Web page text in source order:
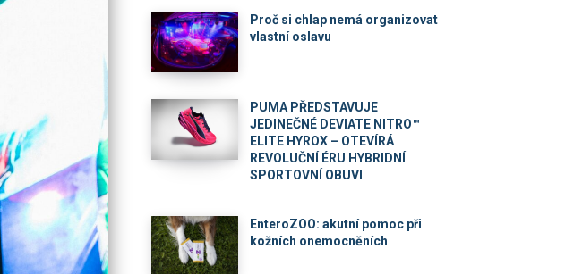
Proč si chlap nemá organizovat
vlastní oslavu
PUMA PŘEDSTAVUJE
JEDINEČNÉ DEVIATE NITRO™
ELITE HYROX – OTEVÍRÁ
REVOLUČNÍ ÉRU HYBRIDNÍ
SPORTOVNÍ OBUVI
EnteroZOO: akutní pomoc při
kožních onemocněních